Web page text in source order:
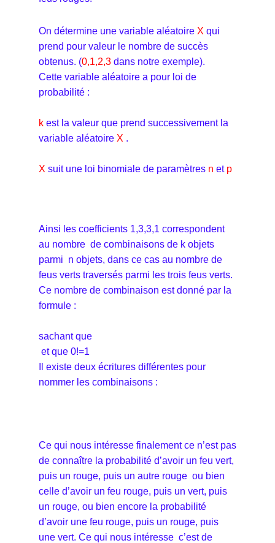
On détermine une variable aléatoire X qui
prend pour valeur le nombre de succès
obtenus. (0,1,2,3 dans notre exemple).
Cette variable aléatoire a pour loi de
probabilité :
k est la valeur que prend successivement la
variable aléatoire X .
X suit une loi binomiale de paramètres n et p
Ainsi les coefficients 1,3,3,1 correspondent
au nombre de combinaisons de k objets
parmi n objets, dans ce cas au nombre de
feus verts traversés parmi les trois feus verts.
Ce nombre de combinaison est donné par la
formule :
sachant que
et que 0!=1
Il existe deux écritures différentes pour
nommer les combinaisons :
Ce qui nous intéresse finalement ce n’est pas
de connaître la probabilité d’avoir un feu vert,
puis un rouge, puis un autre rouge ou bien
celle d’avoir un feu rouge, puis un vert, puis
un rouge, ou bien encore la probabilité
d’avoir une feu rouge, puis un rouge, puis
une vert. Ce qui nous intéresse c’est de